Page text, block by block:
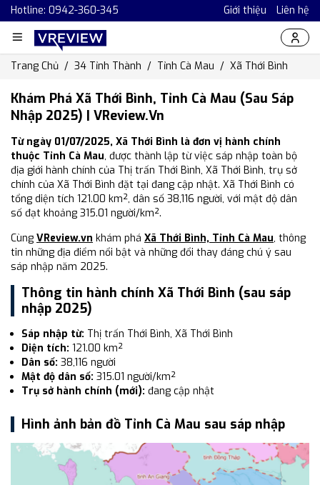
Hotline: 0942-360-345 Giới thiệu Liên hệ
Trang Chủ 34 Tỉnh Thành Tỉnh Cà Mau Xã Thới Bình
Khám Phá Xã Thới Bình, Tỉnh Cà Mau (Sau Sáp
Nhập 2025) | VReview.vn
Từ ngày 01/07/2025, Xã Thới Bình là đơn vị hành chính
thuộc Tỉnh Cà Mau, được thành lập từ việc sáp nhập toàn bộ
địa giới hành chính của Thị trấn Thới Bình, Xã Thới Bình, trụ sở
chính của Xã Thới Bình đặt tại đang cập nhật. Xã Thới Bình có
tổng diện tích 121.00 km², dân số 38,116 người, với mật độ dân
số đạt khoảng 315.01 người/km².
Cùng VReview.vn khám phá Xã Thới Bình, Tỉnh Cà Mau, thông
tin những địa điểm nổi bật và những đổi thay đáng chú ý sau
sáp nhập năm 2025.
Thông tin hành chính Xã Thới Bình (sau sáp
nhập 2025)
Sáp nhập từ: Thị trấn Thới Bình, Xã Thới Bình
Diện tích: 121.00 km²
Dân số: 38,116 người
Mật độ dân số: 315.01 người/km²
Trụ sở hành chính (mới): đang cập nhật
Hình ảnh bản đồ Tỉnh Cà Mau sau sáp nhập